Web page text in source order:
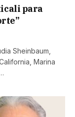
para
Sheinbaum,
Marina